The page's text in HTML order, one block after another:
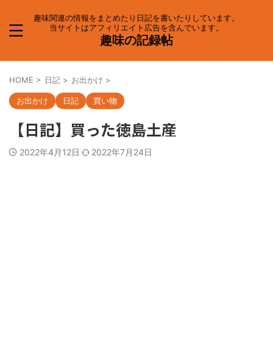
趣味関連の情報をまとめたり日記を書いたりしています。
当サイトはアフィリエイト広告を含んでいます。
趣味の記録帖
HOME > 日記 > お出かけ >
お出かけ 日記 買い物
【日記】買った徳島土産
2022年4月12日 2022年7月24日